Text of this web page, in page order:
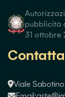
pubblicità
31 ottobre
Viale